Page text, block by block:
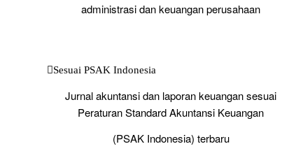
administrasi dan keuangan perusahaan
Sesuai PSAK Indonesia
Jurnal akuntansi dan laporan keuangan sesuai
Peraturan Standard Akuntansi Keuangan
(PSAK Indonesia) terbaru